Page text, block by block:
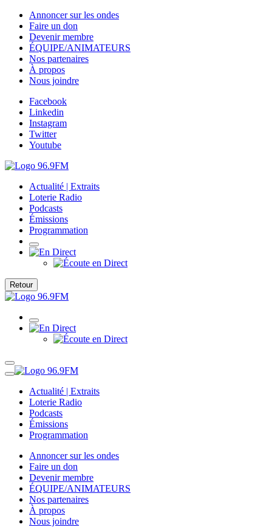
Annoncer sur les ondes
Faire un don
Devenir membre
ÉQUIPE/ANIMATEURS
Nos partenaires
À propos
Nous joindre
Facebook
Linkedin
Instagram
Twitter
Youtube
Actualité | Extraits
Loterie Radio
Podcasts
Émissions
Programmation
Retour
Actualité | Extraits
Loterie Radio
Podcasts
Émissions
Programmation
Annoncer sur les ondes
Faire un don
Devenir membre
ÉQUIPE/ANIMATEURS
Nos partenaires
À propos
Nous joindre